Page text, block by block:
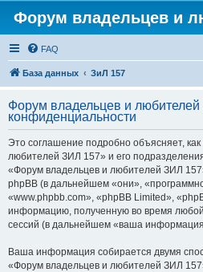
Форум владельцев и
FAQ
База данных ЗиЛ 157
Форум владельцев и
конфиденциальности
Это соглашение подробно объясняет,
любителей ЗИЛ 157» и его
«Форум владельцев и любителей ЗИЛ
phpBB (в дальнейшем «они»,
«www.phpbb.com», «phpBB Limited»,
информацию, полученную во время
сессий (в дальнейшем «ваша
Ваша информация собирается двумя
«Форум владельцев и любителей ЗИЛ